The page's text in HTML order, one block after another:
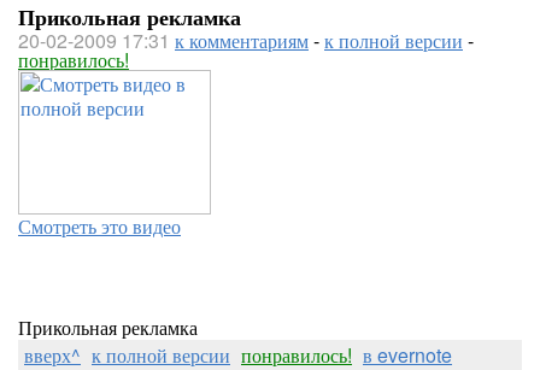
Прикольная рекламка
20-02-2009 17:31 к комментариям-к полной версии -
понравилось!
Смотреть это видео
Прикольная рекламка
вверх^ к полной версии понравилось! в evernote